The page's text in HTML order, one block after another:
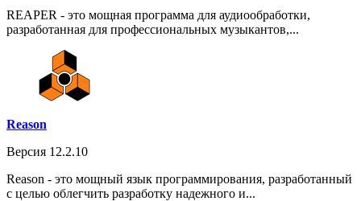
REAPER - это мощная программа для аудиообработки,
разработанная для профессиональных музыкантов,...
Reason
Версия 12.2.10
Reason - это мощный язык программирования, разработанный
с целью облегчить разработку надежного и...